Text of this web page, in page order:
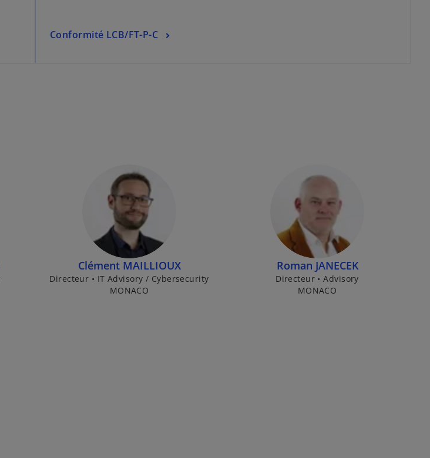
Conformité LCB/FT-P-C
Clément MAILLIOUX
Directeur • IT Advisory / Cybersecurity
MONACO
Roman JANECEK
Directeur • Advisory
MONACO